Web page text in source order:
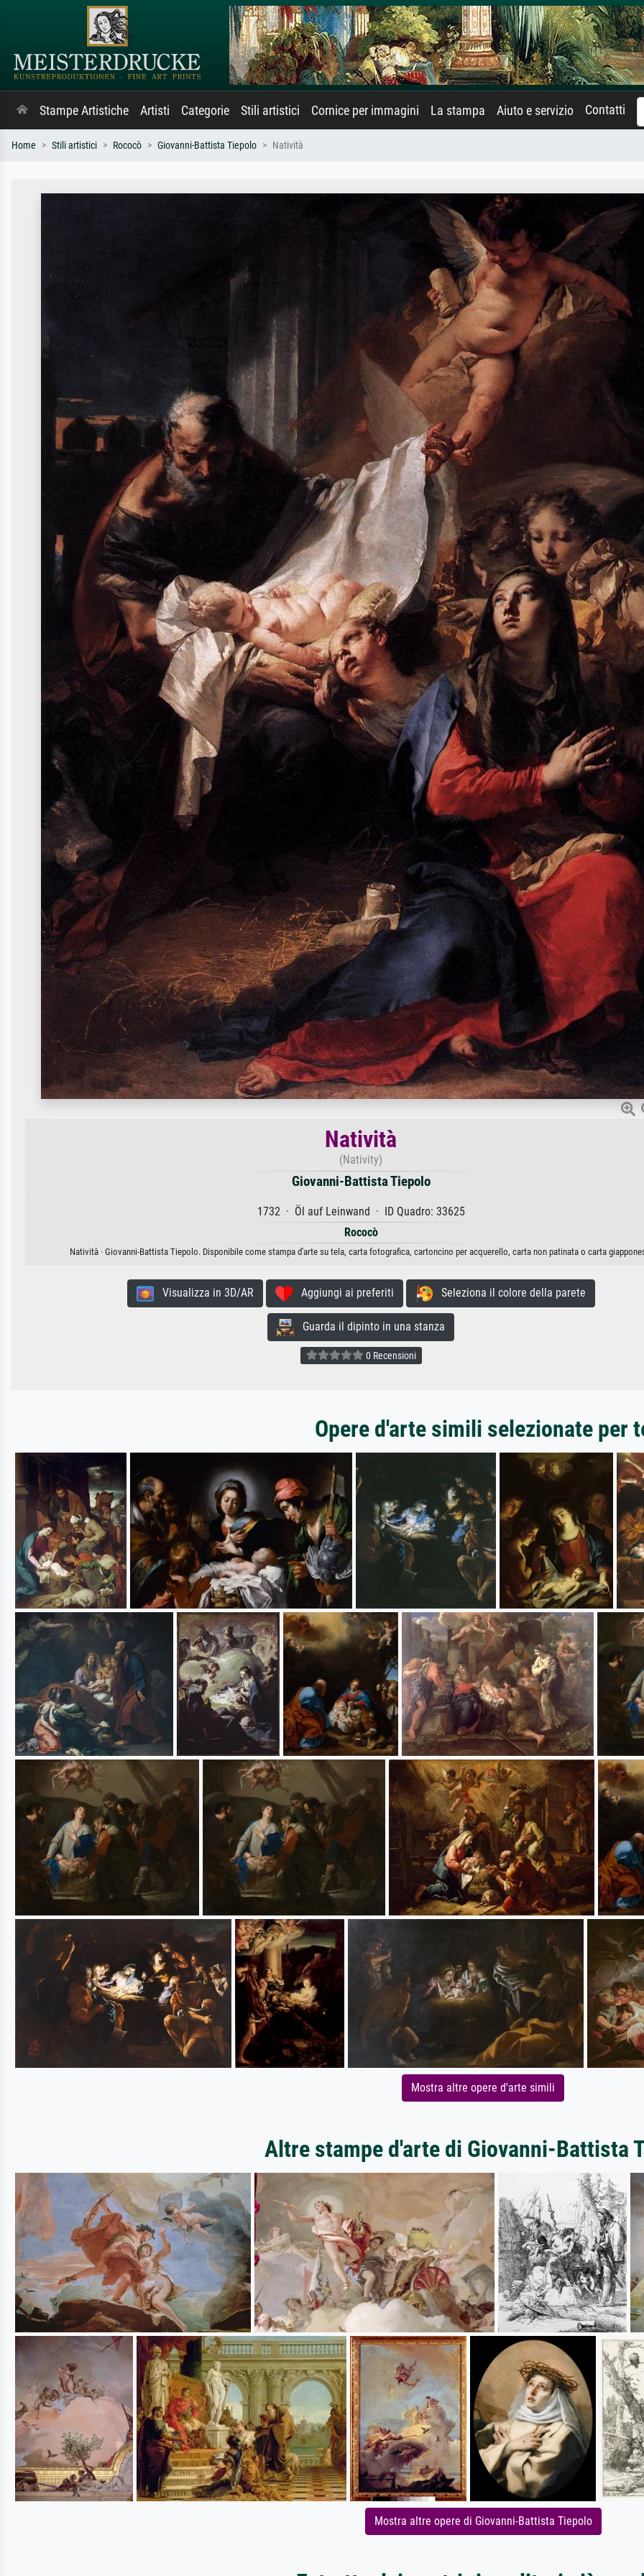
Stampe Artistiche Artisti Categorie Stili artistici Cornice per immagini La stampa Aiuto e servizio Contatti
Home Stili artistici Rococò Giovanni-Battista Tiepolo Natività
Natività
(Nativity)
Giovanni-Battista Tiepolo
1732 · Öl auf Leinwand · ID Quadro: 33625
Rococò
Natività · Giovanni-Battista Tiepolo. Disponibile come stampa d'arte su tela, carta fotografica, cartoncino per acquerello, carta non patinata o carta
Visualizza in 3D/AR Aggiungi ai preferiti Seleziona il colore della parete
Guarda il dipinto in una stanza
0 Recensioni
Opere d'arte simili selezionate per
Mostra altre opere d'arte simili
Altre stampe d'arte di Giovanni-Battista
Mostra altre opere di Giovanni-Battista Tiepolo